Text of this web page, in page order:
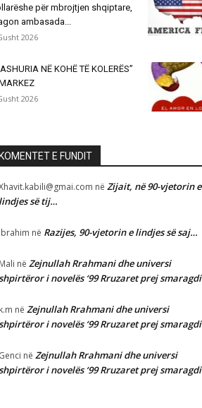
për mbrojtjen shqiptare,
ambasada...
2026
NË KOHË TË KOLERËS”
2026
E FUNDIT
në Zijait, në 90-vjetorin e
së tij…
në Razijes, 90-vjetorin e lindjes së saj…
në Zejnullah Rrahmani dhe universi
i novelës ‘99 Rruzaret prej smaragdi
në Zejnullah Rrahmani dhe universi
i novelës ‘99 Rruzaret prej smaragdi
në Zejnullah Rrahmani dhe universi
i novelës ‘99 Rruzaret prej smaragdi